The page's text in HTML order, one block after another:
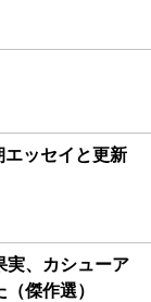
エッセイと更新
実、カシューア
傑作選）